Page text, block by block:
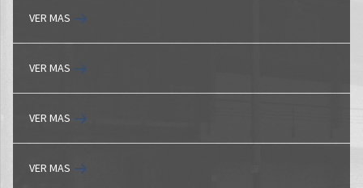
VER MAS
VER MAS
VER MAS
VER MAS